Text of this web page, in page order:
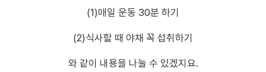
(1)매일 운동 30분 하기
(2)식사할 때 야채 꼭 섭취하기
와 같이 내용을 나눌 수 있겠지요.